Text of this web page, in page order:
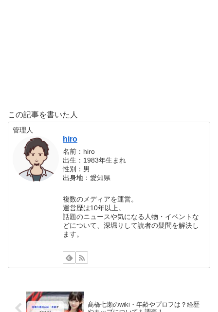
この記事を書いた人
管理人
hiro
名前：hiro
出生：1983年生まれ
性別：男
出身地：愛知県
複数のメディアを運営。
運営歴は10年以上。
話題のニュースや気になる人物・イベントな
どについて、深堀りして読者の疑問を解決し
ます。
髙橋七瀬のwiki・年齢やプロフは？経歴